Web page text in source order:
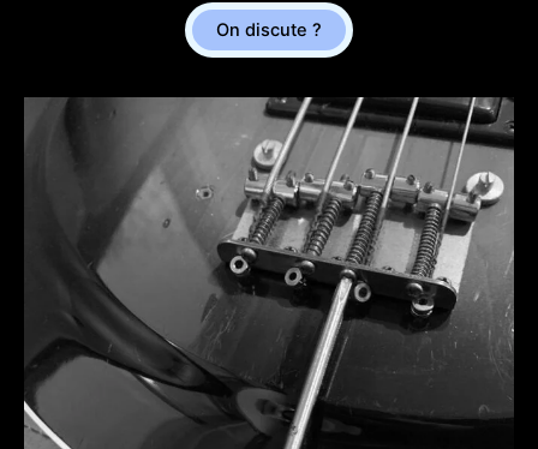
On discute ?